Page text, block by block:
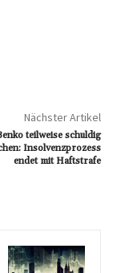
Nächster Artikel
teilweise schuldig
Insolvenzprozess
endet mit Haftstrafe